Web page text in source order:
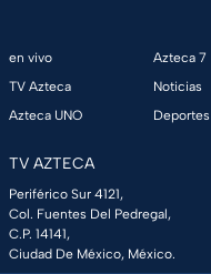
en vivo
TV Azteca
Azteca UNO
Azteca 7
Noticias
Deportes
TV AZTECA
Periférico Sur 4121,
Col. Fuentes Del Pedregal,
C.P. 14141,
Ciudad De México, México.